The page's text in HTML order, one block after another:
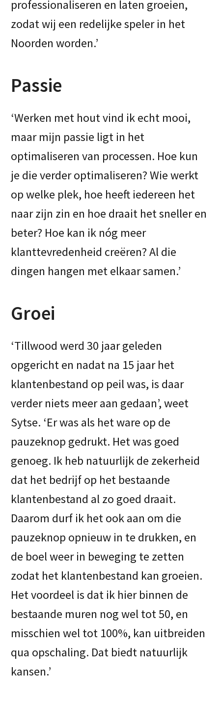
professionaliseren en laten groeien,
zodat wij een redelijke speler in het
Noorden worden.’
Passie
‘Werken met hout vind ik echt mooi,
maar mijn passie ligt in het
optimaliseren van processen. Hoe kun
je die verder optimaliseren? Wie werkt
op welke plek, hoe heeft iedereen het
naar zijn zin en hoe draait het sneller en
beter? Hoe kan ik nóg meer
klanttevredenheid creëren? Al die
dingen hangen met elkaar samen.’
Groei
‘Tillwood werd 30 jaar geleden
opgericht en nadat na 15 jaar het
klantenbestand op peil was, is daar
verder niets meer aan gedaan’, weet
Sytse. ‘Er was als het ware op de
pauzeknop gedrukt. Het was goed
genoeg. Ik heb natuurlijk de zekerheid
dat het bedrijf op het bestaande
klantenbestand al zo goed draait.
Daarom durf ik het ook aan om die
pauzeknop opnieuw in te drukken, en
de boel weer in beweging te zetten
zodat het klantenbestand kan groeien.
Het voordeel is dat ik hier binnen de
bestaande muren nog wel tot 50, en
misschien wel tot 100%, kan uitbreiden
qua opschaling. Dat biedt natuurlijk
kansen.’